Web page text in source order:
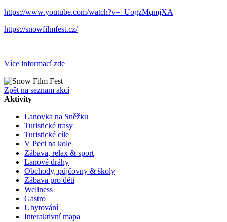
https://www.youtube.com/watch?v=_UogzMqmjXA
https://snowfilmfest.cz/
Více informací zde
Zpět na seznam akcí
Aktivity
Lanovka na Sněžku
Turistické trasy
Turistické cíle
V Peci na kole
Zábava, relax & sport
Lanové dráhy
Obchody, půjčovny & školy
Zábava pro děti
Wellness
Gastro
Ubytování
Interaktivní mapa